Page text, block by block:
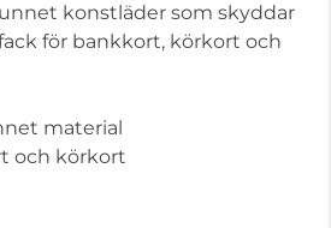
konstläder som skyddar
för bankkort, körkort och
material
och körkort